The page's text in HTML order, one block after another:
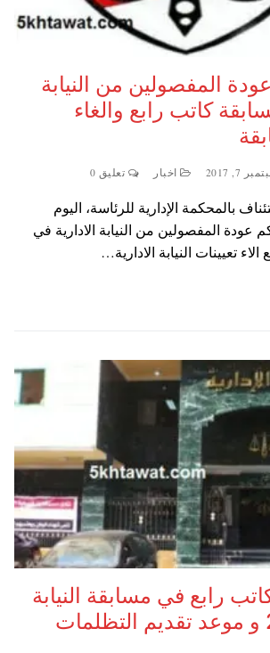
المفصولين من النيابة
كاتب رابع والغاء
7, 2017 اخبار تعليق 0
الدائرة 16 استئناف بالمحكمة الإدارية للرئاسة، اليوم
المفصولين من النيابة الادارية في
تعيينات النيابة الادارية…
رابع في مسابقة النيابة